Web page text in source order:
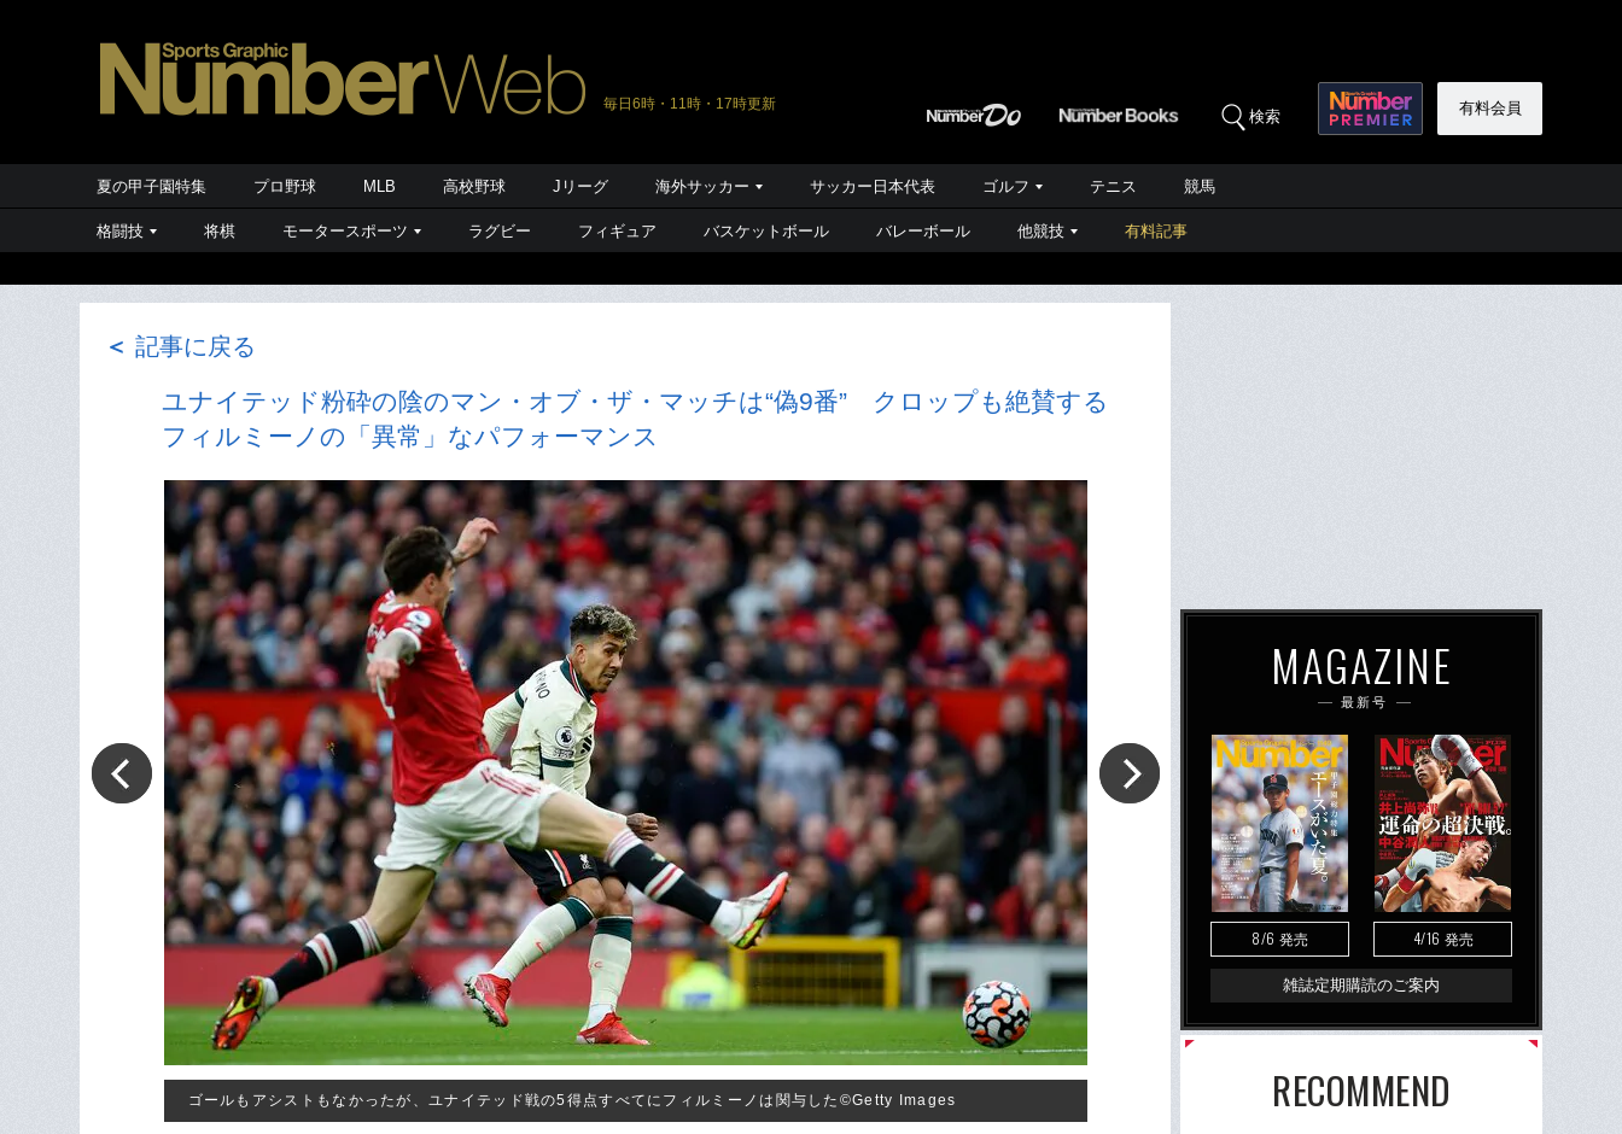
毎日6時・11時・17時更新
検索 有料会員
夏の甲子園特集 プロ野球 MLB 高校野球 Jリーグ 海外サッカー サッカー日本代表 ゴルフ テニス 競馬
格闘技 将棋 モータースポーツ ラグビー フィギュア バスケットボール バレーボール 他競技 有料記事
＜ 記事に戻る
ユナイテッド粉砕の陰のマン・オブ・ザ・マッチは“偽9番” クロップも絶賛する
フィルミーノの「異常」なパフォーマンス
ゴールもアシストもなかったが、ユナイテッド戦の5得点すべてにフィルミーノは関与した©Getty Images
MAGAZINE
最新号
8/6 発売 4/16 発売
雑誌定期購読のご案内
RECOMMEND